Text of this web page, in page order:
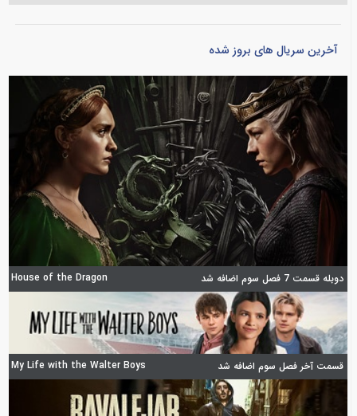
آخرین سریال های بروز شده
دوبله قسمت 7 فصل سوم اضافه شد House of the Dragon
قسمت آخر فصل سوم اضافه شد My Life with the Walter Boys